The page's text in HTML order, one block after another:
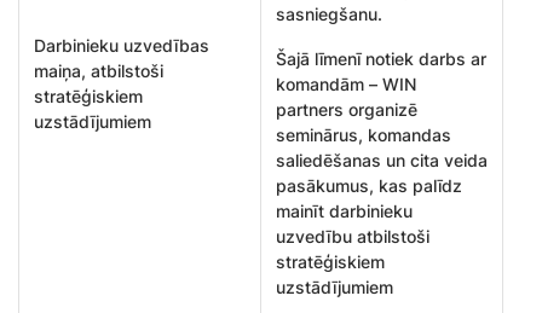
Darbinieku uzvedības
maiņa, atbilstoši
stratēģiskiem
uzstādījumiem
sasniegšanu.
Šajā līmenī notiek darbs ar
komandām – WIN
partners organizē
seminārus, komandas
saliedēšanas un cita veida
pasākumus, kas palīdz
mainīt darbinieku
uzvedību atbilstoši
stratēģiskiem
uzstādījumiem